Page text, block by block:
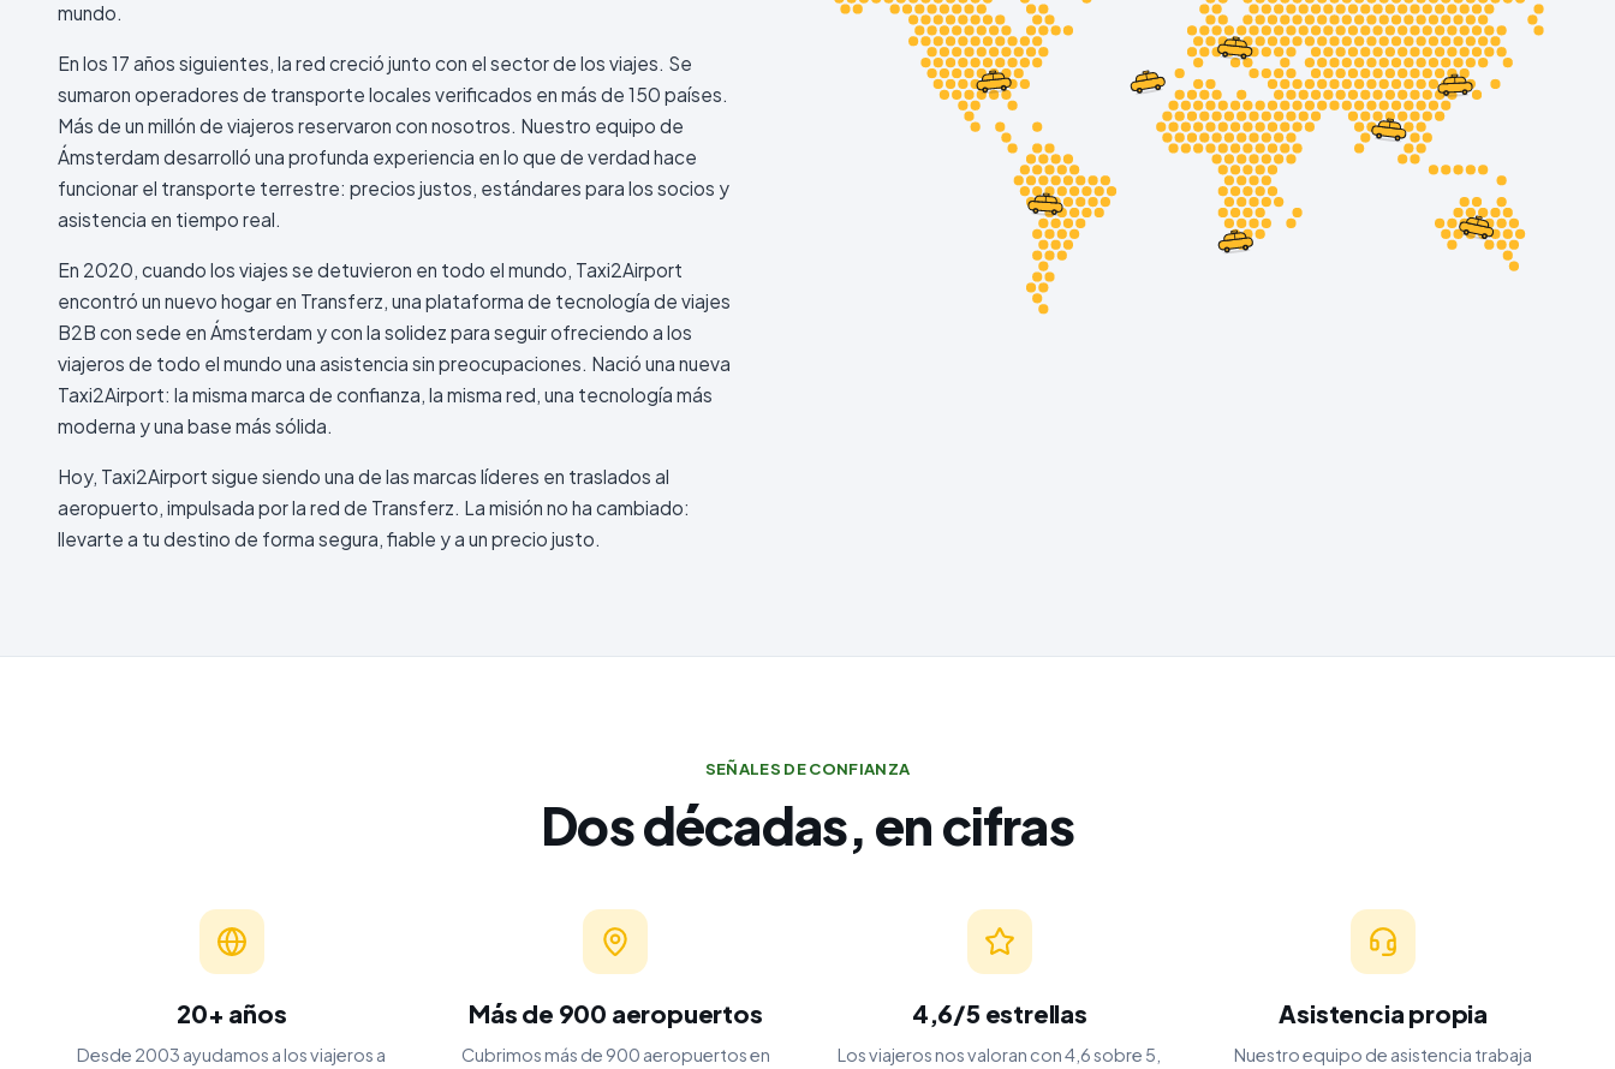
mundo.
En los 17 años siguientes, la red creció junto con el sector de los viajes. Se
sumaron operadores de transporte locales verificados en más de 150 países.
Más de un millón de viajeros reservaron con nosotros. Nuestro equipo de
Ámsterdam desarrolló una profunda experiencia en lo que de verdad hace
funcionar el transporte terrestre: precios justos, estándares para los socios y
asistencia en tiempo real.
En 2020, cuando los viajes se detuvieron en todo el mundo, Taxi2Airport
encontró un nuevo hogar en Transferz, una plataforma de tecnología de viajes
B2B con sede en Ámsterdam y con la solidez para seguir ofreciendo a los
viajeros de todo el mundo una asistencia sin preocupaciones. Nació una nueva
Taxi2Airport: la misma marca de confianza, la misma red, una tecnología más
moderna y una base más sólida.
Hoy, Taxi2Airport sigue siendo una de las marcas líderes en traslados al
aeropuerto, impulsada por la red de Transferz. La misión no ha cambiado:
llevarte a tu destino de forma segura, fiable y a un precio justo.
SEÑALES DE CONFIANZA
Dos décadas, en cifras
20+ años
Desde 2003 ayudamos a los viajeros a
Más de 900 aeropuertos
Cubrimos más de 900 aeropuertos en
4,6/5 estrellas
Los viajeros nos valoran con 4,6 sobre 5,
Asistencia propia
Nuestro equipo de asistencia trabaja